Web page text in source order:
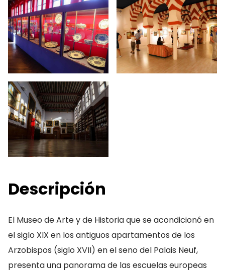
Descripción
El Museo de Arte y de Historia que se acondicionó en
el siglo XIX en los antiguos apartamentos de los
Arzobispos (siglo XVII) en el seno del Palais Neuf,
presenta una panorama de las escuelas europeas